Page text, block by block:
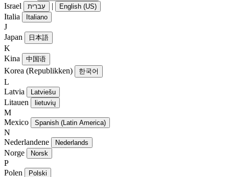
Israel עִברִית | English (US)
Italia Italiano
J
Japan
日本語
K
Kina
中国语
Korea (Republikken) 한국어
L
Latvia
Latviešu
Litauen lietuvių
M
Mexico
Spanish (Latin America)
N
Nederlandene
Nederlands
Norge Norsk
P
Polen
Polski